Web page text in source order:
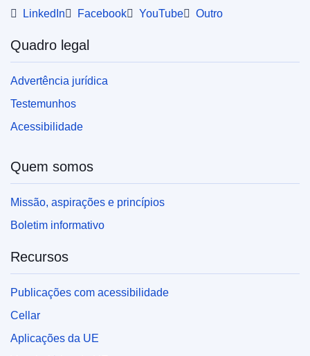
LinkedIn Facebook YouTube Outro
Quadro legal
Advertência jurídica
Testemunhos
Acessibilidade
Quem somos
Missão, aspirações e princípios
Boletim informativo
Recursos
Publicações com acessibilidade
Cellar
Aplicações da UE